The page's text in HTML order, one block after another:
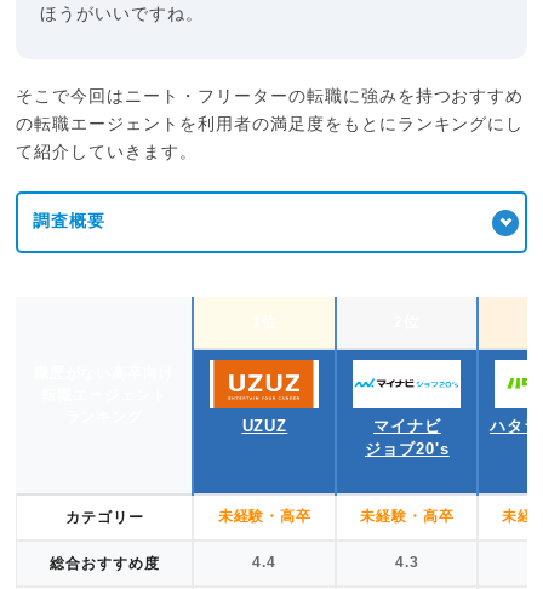
ほうがいいですね。
そこで今回はニート・フリーターの転職に強みを持つおすすめ
の転職エージェントを利用者の満足度をもとにランキングにし
て紹介していきます。
調査概要
UZUZ
マイナビ
ジョブ20's
ハタ
カテゴリー 未経験・高卒 未経験・高卒 未経
総合おすすめ度 4.4 4.3